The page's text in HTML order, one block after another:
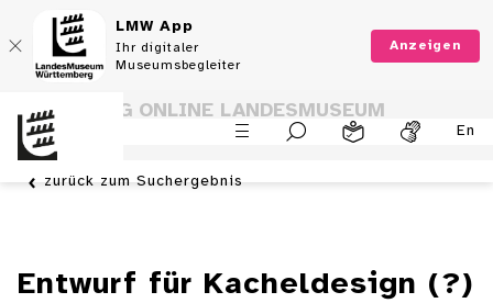
LMW App
Ihr digitaler
Museumsbegleiter
Anzeigen
En
SAMMLUNG ONLINE LANDESMUSEUM
WÜRTTEMBERG
zurück zum Suchergebnis
Entwurf für Kacheldesign (?)